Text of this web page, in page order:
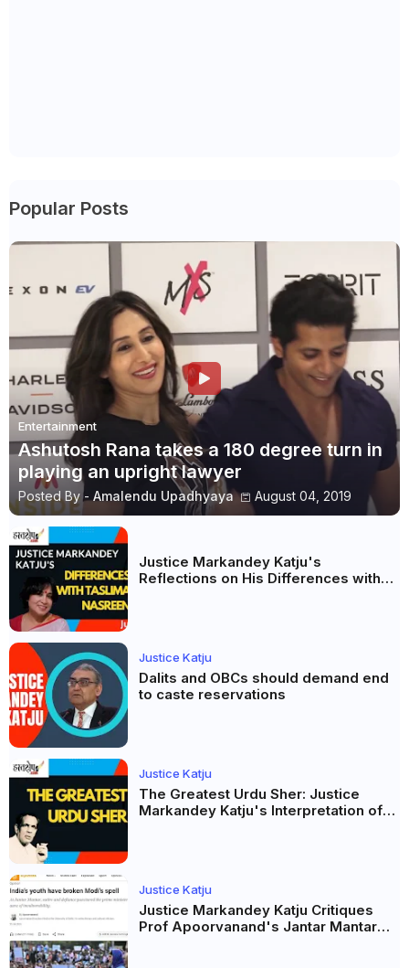
Popular Posts
Entertainment
Ashutosh Rana takes a 180 degree turn in
playing an upright lawyer
Posted By - Amalendu Upadhyaya August 04, 2019
Justice Markandey Katju's
Reflections on His Differences with
Justice Katju
Dalits and OBCs should demand end
to caste reservations
Justice Katju
The Greatest Urdu Sher: Justice
Markandey Katju's Interpretation of
Justice Katju
Justice Markandey Katju Critiques
Prof Apoorvanand's Jantar Mantar